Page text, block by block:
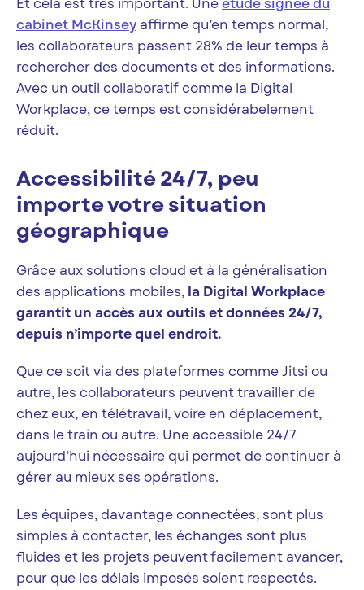
Et cela est très important. Uneétude signée du
cabinet McKinsey affirme qu’en temps normal,
les collaborateurs passent 28% de leur temps à
rechercher des documents et des informations.
Avec un outil collaboratif comme la Digital
Workplace, ce temps est considérabelement
réduit.
Accessibilité 24/7, peu
importe votre situation
géographique
Grâce aux solutions cloud et à la généralisation
des applications mobiles, la Digital Workplace
garantit un accès aux outils et données 24/7,
depuis n’importe quel endroit.
Que ce soit via des plateformes comme Jitsi ou
autre, les collaborateurs peuvent travailler de
chez eux, en télétravail, voire en déplacement,
dans le train ou autre. Une accessible 24/7
aujourd’hui nécessaire qui permet de continuer à
gérer au mieux ses opérations.
Les équipes, davantage connectées, sont plus
simples à contacter, les échanges sont plus
fluides et les projets peuvent facilement avancer,
pour que les délais imposés soient respectés.